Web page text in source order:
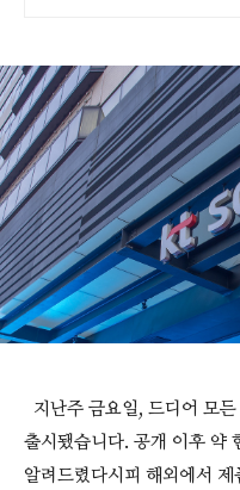
지난주 금요일, 드디어 모
출시됐습니다. 공개 이후 약
알려드렸다시피 해외에서